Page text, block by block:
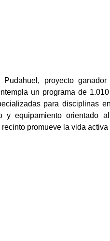
Pudahuel, proyecto
un programa de
para disciplinas
y equipamiento orientado
promueve la vida